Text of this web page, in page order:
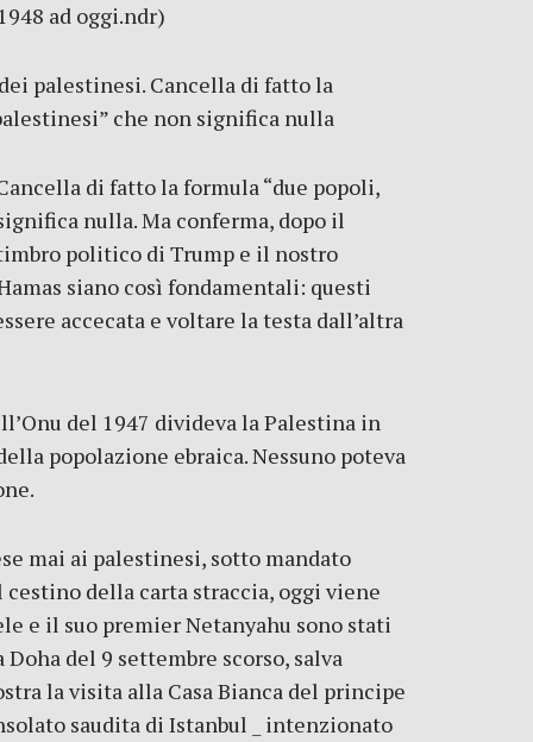
ad oggi.ndr)
palestinesi. Cancella di fatto la
che non significa nulla
di fatto la formula “due popoli,
nulla. Ma conferma, dopo il
politico di Trump e il nostro
siano così fondamentali: questi
accecata e voltare la testa dall’altra
del 1947 divideva la Palestina in
popolazione ebraica. Nessuno poteva
mai ai palestinesi, sotto mandato
della carta straccia, oggi viene
e il suo premier Netanyahu sono stati
del 9 settembre scorso, salva
la visita alla Casa Bianca del principe
saudita di Istanbul _ intenzionato